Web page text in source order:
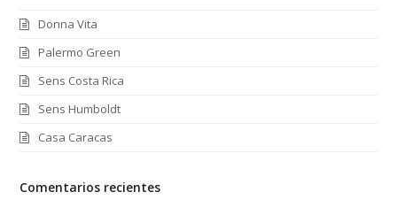
Donna Vita
Palermo Green
Sens Costa Rica
Sens Humboldt
Casa Caracas
Comentarios recientes